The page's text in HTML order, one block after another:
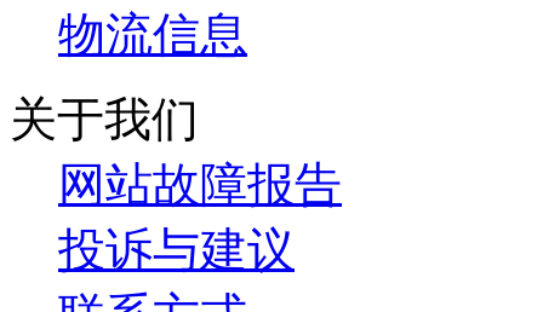
物流信息
关于我们
网站故障报告
投诉与建议